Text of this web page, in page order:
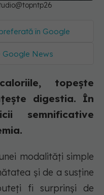
în Google
Google News
topește
digestia. În
semnificative
modalități simple
și de a susține
fi surprinși de